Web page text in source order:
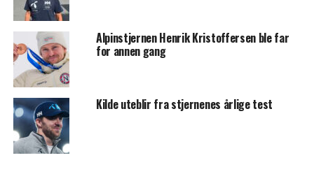
Alpinstjernen Henrik Kristoffersen ble far
for annen gang
Kilde uteblir fra stjernenes årlige test